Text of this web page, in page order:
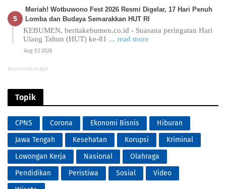
Meriah! Wotbuwono Fest 2026 Resmi Digelar, 17 Hari Penuh
Lomba dan Budaya Semarakkan HUT RI
KEBUMEN, beritakebumen.co.id - Suasana peringatan Hari
Ulang Tahun (HUT) ke-81 ... read more
Aug 03 2026
Recent Posts Widget
Topik
CPNS Corona Ekonomi Bisnis
Hiburan
Jawa Tengah
Kesehatan Korupsi
Kriminal
Lowongan Kerja
Nasional
Olahraga
Pendidikan
Peristiwa Sosial
Video